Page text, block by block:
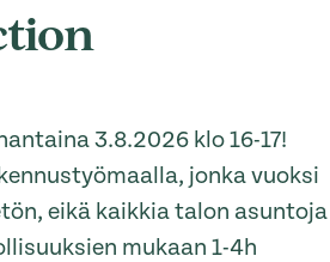
3.8.2026 klo 16-17!
jonka vuoksi
eikä kaikkia talon asuntoja
mukaan 1-4h